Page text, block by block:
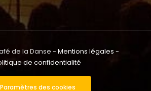
de la Danse -Mentions légales -
de confidentialité
Paramètres des cookies